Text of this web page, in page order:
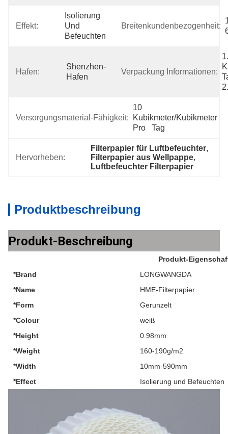
Effekt:
Isolierung
Und
Befeuchten
Breitenkundenbezogenheit:
Hafen:
Shenzhen-
Hafen
Verpackung Informationen:
Versorgungsmaterial-Fähigkeit:
10
Kubikmeter/Kubikmeter
Pro   Tag
Hervorheben:
Filterpapier für Luftbefeuchter,
Filterpapier aus Wellpappe,
Luftbefeuchter Filterpapier
Produktbeschreibung
Produkt-Beschreibung
Produkt-
*Brand
LONGWANGDA
*Name
HME-Filterpapier
*Form
Gerunzelt
*Colour
weiß
*Height
0.98mm
*Weight
160-190g/m2
*Width
10mm-590mm
*Effect
Isolierung und Befeuchten